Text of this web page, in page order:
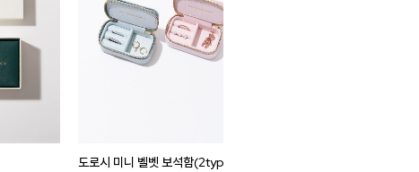
도로시 미니 벨벳 보석함(2type)